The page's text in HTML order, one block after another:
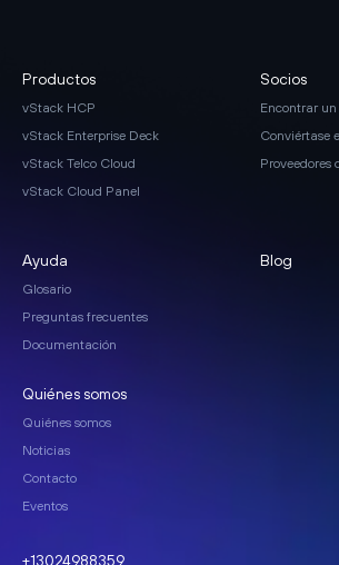
Productos
vStack HCP
vStack Enterprise Deck
vStack Telco Cloud
vStack Cloud Panel
Socios
Encontrar un
Conviértase
Proveedores
Ayuda
Glosario
Preguntas frecuentes
Documentación
Blog
Quiénes somos
Quiénes somos
Noticias
Contacto
Eventos
+13024988359